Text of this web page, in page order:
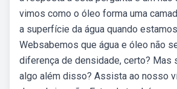
vimos como o óleo forma uma
a superfície da água quando
Websabemos que água e óleo não
diferença de densidade, certo? Mas
algo além disso? Assista ao nosso